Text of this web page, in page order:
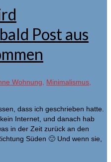
Post aus
Wohnung Minimalismus
dass ich geschrieben hatte.
Internet, und danach hab
in der Zeit zurück an den
Süden 🙂 Und wenn sie,